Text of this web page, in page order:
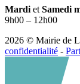
Mardi et Samedi
9h00 – 12h00
2026 © Mairie de
confidentialité -